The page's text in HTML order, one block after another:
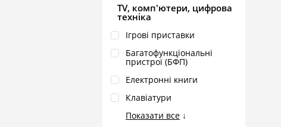
TV, комп'ютери, цифрова
техніка
Ігрові приставки
Багатофункціональні
пристрої (БФП)
Електронні книги
Клавіатури
Показати все ↓